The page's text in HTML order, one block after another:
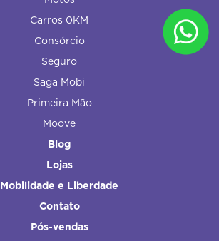
Carros 0KM
Consórcio
Seguro
Saga Mobi
Primeira Mão
Moove
Blog
Lojas
Mobilidade e Liberdade
Contato
Pós-vendas